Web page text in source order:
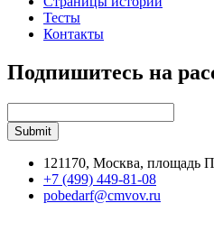
Тесты
Контакты
Подпишитесь на
121170, Москва, площадь
+7 (499) 449-81-08
pobedarf@cmvov.ru